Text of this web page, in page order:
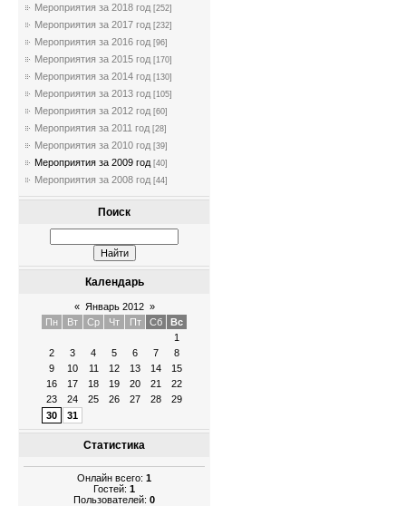
Мероприятия за 2018 год [252]
Мероприятия за 2017 год [232]
Мероприятия за 2016 год [96]
Мероприятия за 2015 год [170]
Мероприятия за 2014 год [130]
Мероприятия за 2013 год [105]
Мероприятия за 2012 год [60]
Мероприятия за 2011 год [28]
Мероприятия за 2010 год [39]
Мероприятия за 2009 год [40]
Мероприятия за 2008 год [44]
Поиск
Календарь
« Январь 2012 »
Пн
Вт Ср Чт Пт Сб
Вс
1
2
3 4 5 6 7
8
9
10 11 12 13 14
15
16
17 18 19 20 21
22
23
24 25 26 27 28
29
30
31
Статистика
Онлайн всего: 1
Гостей: 1
Пользователей: 0